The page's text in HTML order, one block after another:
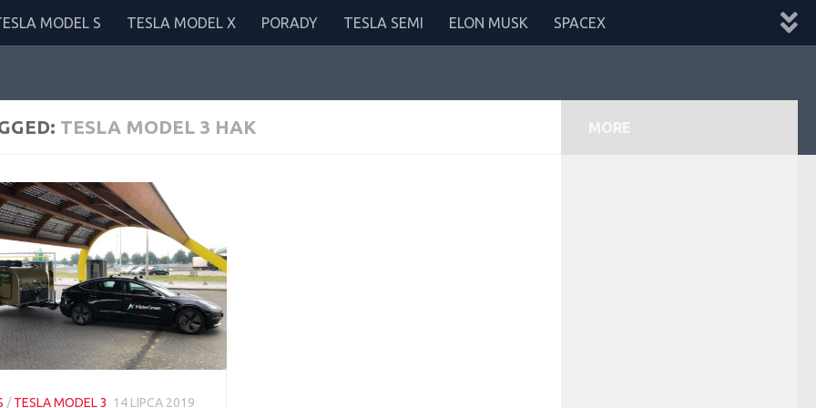
MODEL S TESLA MODEL X PORADY TESLA SEMI ELON MUSK SPACEX
TESLA MODEL 3 HAK
/TESLA MODEL 3 14 LIPCA 2019
MORE